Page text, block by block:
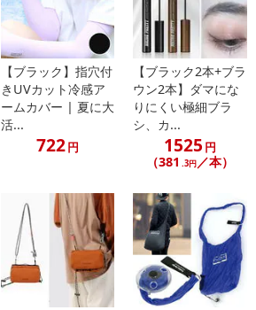
【ブラック】指穴付
きUVカット冷感ア
ームカバー | 夏に大
活...
722円
【ブラック2本+ブラ
ウン2本】ダマにな
りにくい極細ブラ
シ、カ...
1525 円
（381 .3円／本）